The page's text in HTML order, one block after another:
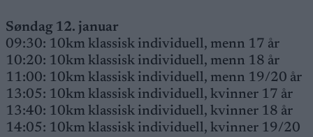
Søndag 12. januar
09:30: 10km klassisk individuell, menn 17 år
10:20: 10km klassisk individuell, menn 18 år
11:00: 10km klassisk individuell, menn 19/20 år
13:05: 10km klassisk individuell, kvinner 17 år
13:40: 10km klassisk individuell, kvinner 18 år
14:05: 10km klassisk individuell, kvinner 19/20